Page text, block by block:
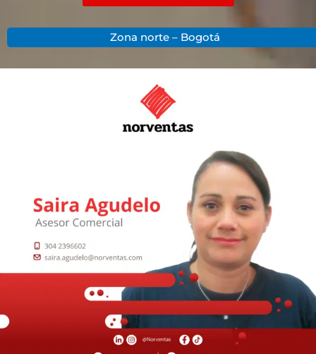
Zona norte – Bogotá